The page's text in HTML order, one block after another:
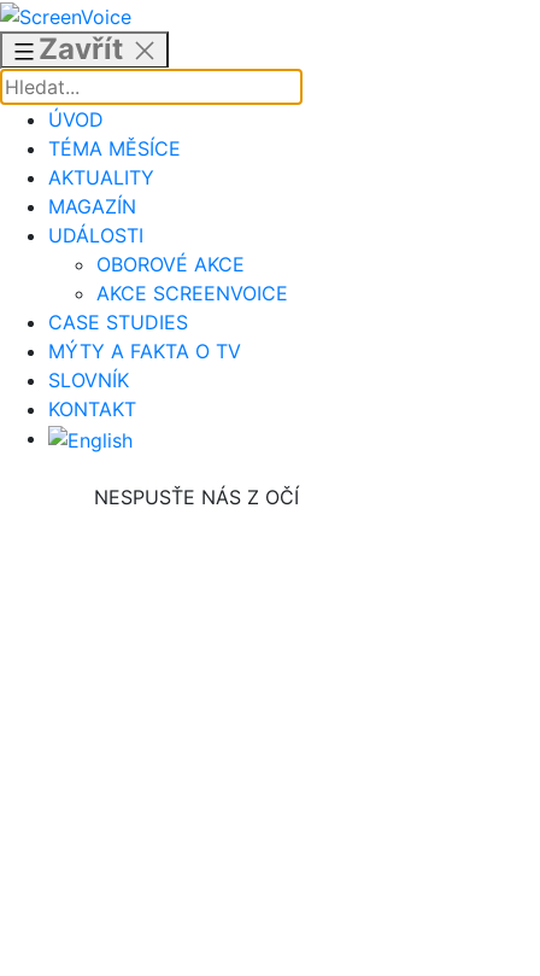
Přejít
obsahu
Zavřít
ÚVOD
TÉMA MĚSÍCE
AKTUALITY
MAGAZÍN
UDÁLOSTI
OBOROVÉ AKCE
AKCE SCREENVOICE
CASE STUDIES
MÝTY A FAKTA O TV
SLOVNÍK
KONTAKT
NESPUSŤE NÁS Z OČÍ